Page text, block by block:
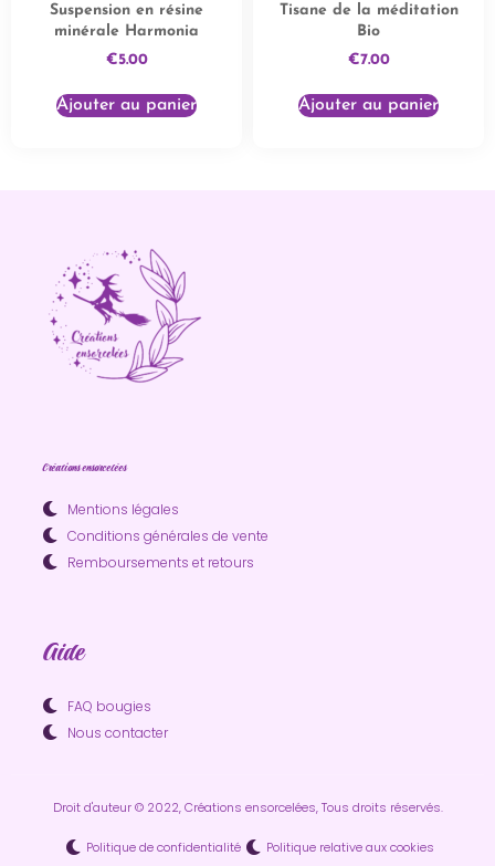
Suspension en résine
minérale Harmonia
€5.00
Ajouter au panier
Tisane de la méditation
Bio
€7.00
Ajouter au panier
Créations ensorcelées
Mentions légales
Conditions générales de vente
Remboursements et retours
Aide
FAQ bougies
Nous contacter
Droit d'auteur © 2022, Créations ensorcelées, Tous droits réservés.
Politique de confidentialité Politique relative aux cookies